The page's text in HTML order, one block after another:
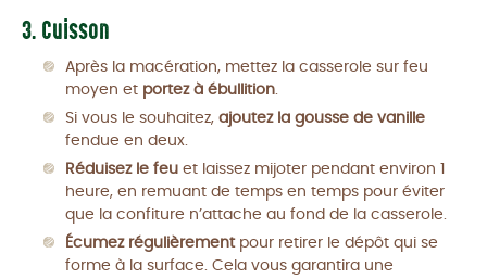
3. Cuisson
Après la macération, mettez la casserole sur feu
moyen et portez à ébullition
Si vous le souhaitez, ajoutez la gousse de vanille
fendue en deux.
Réduisez le feu et laissez mijoter pendant environ 1
heure, en remuant de temps en temps pour éviter
que la confiture n’attache au fond de la casserole.
Écumez régulièrementpour retirer le dépôt qui se
forme à la surface. Cela vous garantira une